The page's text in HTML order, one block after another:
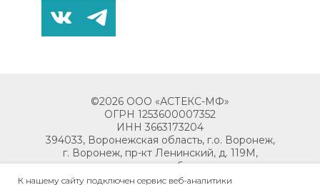
©2026 ООО «АСТЕКС-МФ»
ОГРН 1253600007352
ИНН 3663173204
394033, Воронежская область, г.о. Воронеж,
г. Воронеж, пр-кт Ленинский, д. 119М,
помещ. 6
К нашему сайту подключен сервис веб-аналитики